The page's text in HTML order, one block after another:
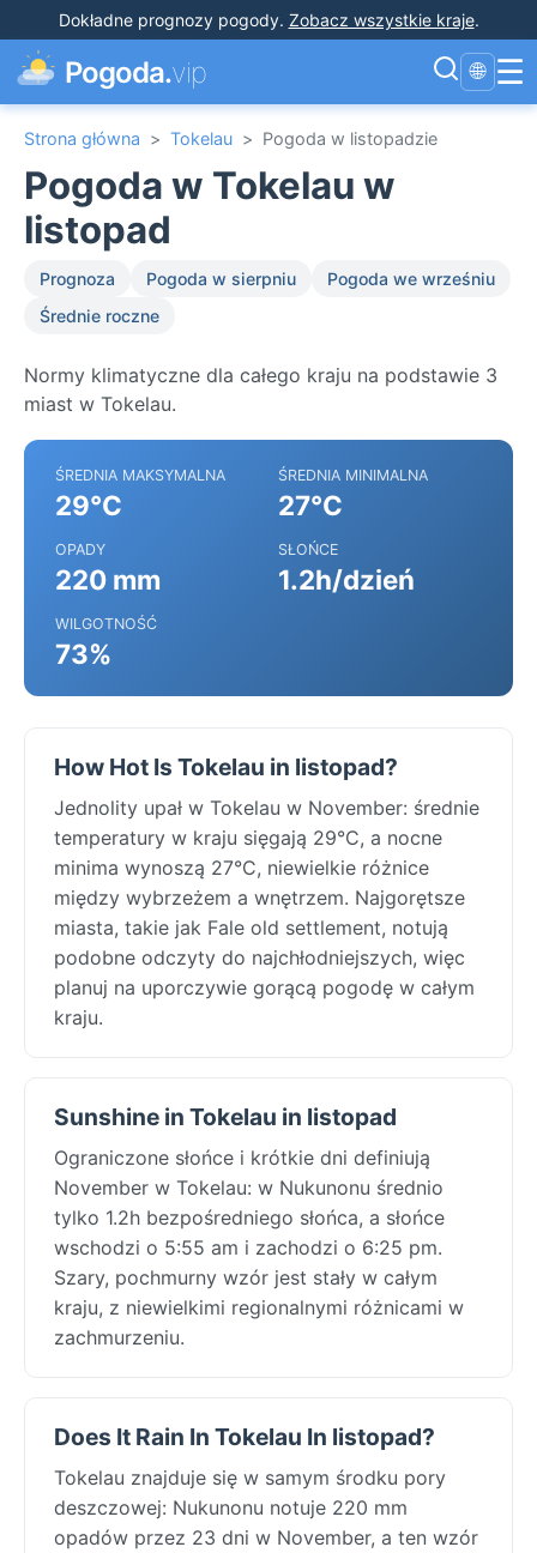
Dokładne prognozy pogody. Zobacz wszystkie kraje.
Pogoda.vip 🌐 ☰
Strona główna > Tokelau > Pogoda w listopadzie
Pogoda w Tokelau w
listopad
Prognoza Pogoda w sierpniu
Pogoda we wrześniu
Średnie roczne
Normy klimatyczne dla całego kraju na podstawie 3
miast w Tokelau.
ŚREDNIA MAKSYMALNA
29°C
ŚREDNIA MINIMALNA
27°C
OPADY
220 mm
SŁOŃCE
1.2h/dzień
WILGOTNOŚĆ
73%
How Hot Is Tokelau in listopad?
Jednolity upał w Tokelau w November: średnie
temperatury w kraju sięgają 29°C, a nocne
minima wynoszą 27°C, niewielkie różnice
między wybrzeżem a wnętrzem. Najgorętsze
miasta, takie jak Fale old settlement, notują
podobne odczyty do najchłodniejszych, więc
planuj na uporczywie gorącą pogodę w całym
kraju.
Sunshine in Tokelau in listopad
Ograniczone słońce i krótkie dni definiują
November w Tokelau: w Nukunonu średnio
tylko 1.2h bezpośredniego słońca, a słońce
wschodzi o 5:55 am i zachodzi o 6:25 pm.
Szary, pochmurny wzór jest stały w całym
kraju, z niewielkimi regionalnymi różnicami w
zachmurzeniu.
Does It Rain In Tokelau In listopad?
Tokelau znajduje się w samym środku pory
deszczowej: Nukunonu notuje 220 mm
opadów przez 23 dni w November, a ten wzór